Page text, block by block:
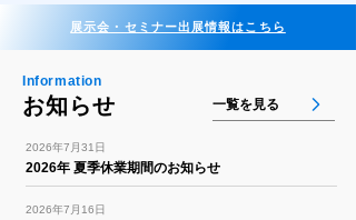
展示会・セミナー出展情報はこちら
Information
お知らせ 一覧を見る
2026年7月31日
2026年 夏季休業期間のお知らせ
2026年7月16日